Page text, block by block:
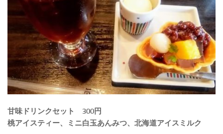
甘味ドリンクセット 300円
桃アイスティー、ミニ白玉あんみつ、北海道アイスミルク